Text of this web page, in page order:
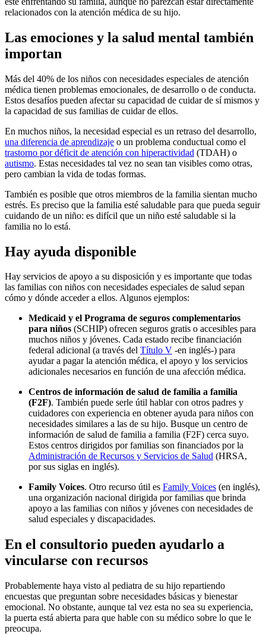
relacionados con la atención médica de su hijo.
Las emociones y la salud mental también
importan
Más del 40% de los niños con necesidades especiales de atención
médica tienen problemas emocionales, de desarrollo o de conducta.
Estos desafíos pueden afectar su capacidad de cuidar de sí mismos y
la capacidad de sus familias de cuidar de ellos.
En muchos niños, la necesidad especial es un retraso del desarrollo,
una diferencia de aprendizaje o un problema conductual como el
trastorno por déficit de atención con hiperactividad (TDAH) o
autismo. Estas necesidades tal vez no sean tan visibles como otras,
pero cambian la vida de todas formas.
También es posible que otros miembros de la familia sientan mucho
estrés. Es preciso que la familia esté saludable para que pueda seguir
cuidando de un niño: es difícil que un niño esté saludable si la
familia no lo está.
Hay ayuda disponible
Hay servicios de apoyo a su disposición y es importante que todas
las familias con niños con necesidades especiales de salud sepan
cómo y dónde acceder a ellos. Algunos ejemplos:
Medicaid y el Programa de seguros complementarios
para niños (SCHIP) ofrecen seguros gratis o accesibles para
muchos niños y jóvenes. Cada estado recibe financiación
federal adicional (a través del Título V -en inglés-) para
ayudar a pagar la atención médica, el apoyo y los servicios
adicionales necesarios en función de una afección médica.
Centros de información de salud de familia a familia
(F2F). También puede serle útil hablar con otros padres y
cuidadores con experiencia en obtener ayuda para niños con
necesidades similares a las de su hijo. Busque un centro de
información de salud de familia a familia (F2F) cerca suyo.
Estos centros dirigidos por familias son financiados por la
Administración de Recursos y Servicios de Salud (HRSA,
por sus siglas en inglés).
Family Voices. Otro recurso útil es Family Voices (en inglés),
una organización nacional dirigida por familias que brinda
apoyo a las familias con niños y jóvenes con necesidades de
salud especiales y discapacidades.
En el consultorio pueden ayudarlo a
vincularse con recursos
Probablemente haya visto al pediatra de su hijo repartiendo
encuestas que preguntan sobre necesidades básicas y bienestar
emocional. No obstante, aunque tal vez esta no sea su experiencia,
la puerta está abierta para que hable con su médico sobre lo que le
preocupa.